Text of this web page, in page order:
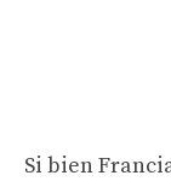
Si bien